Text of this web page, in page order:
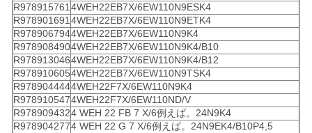
R9789157614WEH22EB7X/6EW110N9ESK4
R9789016914WEH22EB7X/6EW110N9ETK4
R9789067944WEH22EB7X/6EW110N9K4
R9789084904WEH22EB7X/6EW110N9K4/B10
R9789130464WEH22EB7X/6EW110N9K4/B12
R9789106054WEH22EB7X/6EW110N9TSK4
R9789044444WEH22F7X/6EW110N9K4
R9789105474WEH22F7X/6EW110ND/V
R9789094324 WEH 22 FB 7 X/6例えば。24N9K4
R9789042774 WEH 22 G 7 X/6例えば。24N9EK4/B10P4,5